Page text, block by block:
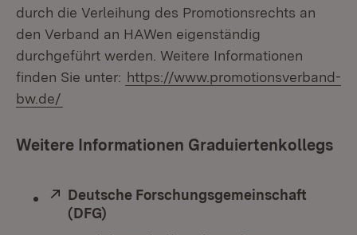
durch die Verleihung des Promotionsrechts an
den Verband an HAWen eigenständig
durchgeführt werden. Weitere Informationen
finden Sie unter: https://www.promotionsverband-
bw.de/
Weitere Informationen Graduiertenkollegs
Extern:
Deutsche Forschungsgemeinschaft
(DFG)